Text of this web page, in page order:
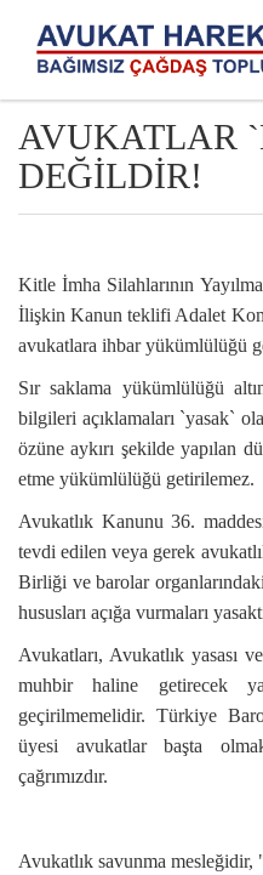
AVUKATLAR
DEĞİLDİR!
Kitle İmha Silahlarının
İlişkin Kanun teklifi Adalet
avukatlara ihbar yükümlülüğü
Sır saklama yükümlülüğü
bilgileri açıklamaları `yasak`
özüne aykırı şekilde yapılan
etme yükümlülüğü getirilemez.
Avukatlık Kanunu 36.
tevdi edilen veya gerek
Birliği ve barolar
hususları açığa vurmaları
Avukatları, Avukatlık yasası
muhbir haline getirecek
geçirilmemelidir. Türkiye
üyesi avukatlar başta
çağrımızdır.
Avukatlık savunma